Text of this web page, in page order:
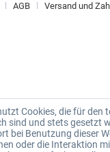
AGB Versand und
Cookies, die für den
sind und stets gesetzt
bei Benutzung dieser
oder die Interaktion